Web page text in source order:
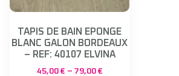
TAPIS DE BAIN EPONGE
BLANC GALON BORDEAUX
– REF: 40107 ELVINA
45,00 € – 79,00 €